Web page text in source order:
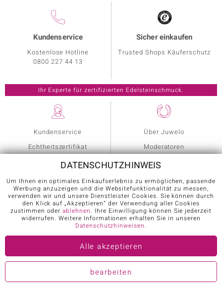
Kundenservice
Kostenlose Hotline
0800 227 44 13
Sicher einkaufen
Trusted Shops Käuferschutz
Kundenservice
Echtheitszertifikat
Willkommenspaket
Gewinnspielteilnahme
TV-Empfang
Juwelo-Smart-TV App
Versandinformationen
Hilfe & FAQ
Ringgröße ermitteln
Über Juwelo
Moderatoren
Experten
Magazine
Programmvorschau
Newsletter
Journal
EDELSTEINE
DATENSCHUTZHINWEIS
Um Ihnen ein optimales Einkaufserlebnis zu ermöglichen, passende
Werbung anzuzeigen und die Websitefunktionalität zu messen,
verwenden wir und unsere Dienstleister Cookies. Sie können durch
den Klick auf „Akzeptieren“ der Verwendung aller Cookies
zustimmen oderablehnen. Ihre Einwilligung können Sie jederzeit
widerrufen. Weitere Informationen erhalten Sie in unseren
Datenschutzhinweisen.
Alle akzeptieren
bearbeiten